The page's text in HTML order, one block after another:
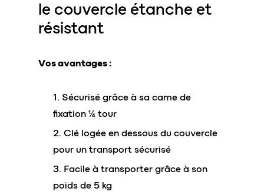
le couvercle étanche et
résistant
Vos avantages :
Sécurisé grâce à sa came de
fixation ¼ tour
Clé logée en dessous du couvercle
pour un transport sécurisé
Facile à transporter grâce à son
poids de 5 kg